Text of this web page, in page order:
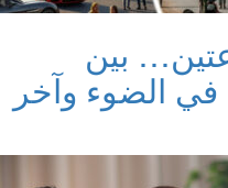
بين
الضوء وآخر